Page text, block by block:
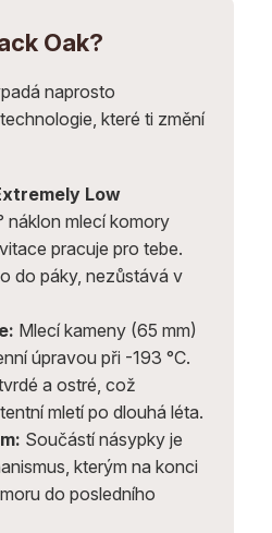
Oak?
naprosto
které ti změní
Low
náklon mlecí komory
pracuje pro tebe.
do páky, nezůstává v
Mlecí kameny (65 mm)
úpravou při -193 °C.
a ostré, což
mletí po dlouhá léta.
Součástí násypky je
kterým na konci
do posledního